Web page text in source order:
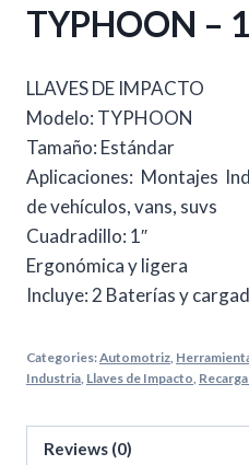
TYPHOON –
LLAVES DE IMPACTO
Modelo: TYPHOON
Tamaño: Estándar
Aplicaciones: Montajes
de vehículos, vans, suvs
Cuadradillo: 1″
Ergonómica y ligera
Incluye: 2 Baterías y
Categories:Automotriz,
Industria, Llaves de Impacto,
Reviews (0)